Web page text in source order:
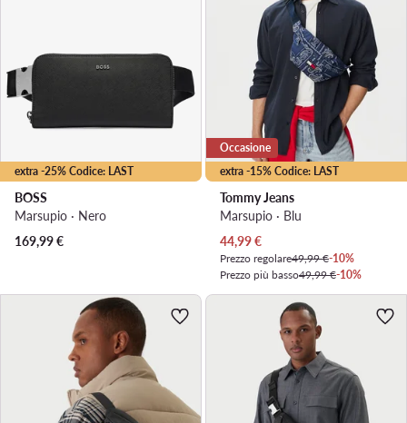
extra -25% Codice: LAST
BOSS
Marsupio · Nero
169,99€
extra -15% Codice: LAST
Occasione
Tommy Jeans
Marsupio · Blu
Prezzo attuale
44,99€
Prezzo regolare49,99 €-10%
Prezzo più basso49,99 €-10%